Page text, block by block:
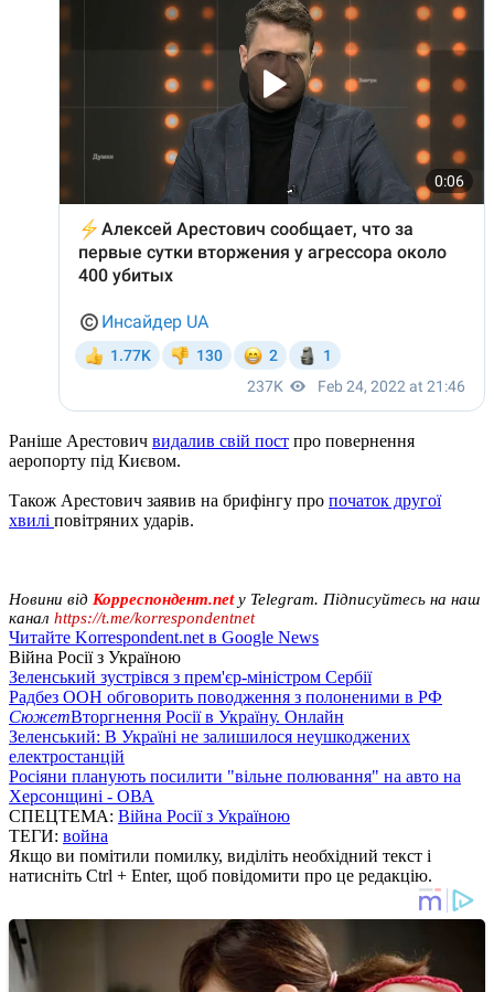
Раніше Арестович видалив свій пост про повернення
аеропорту під Києвом.
Також Арестович заявив на брифінгу про початок другої
хвилі повітряних ударів.
Новини від Корреспондент.netу Telegram. Підписуйтесь на наш
канал https://t.me/korrespondentnet
Читайте Korrespondent.net в Google News
Війна Росії з Україною
Зеленський зустрівся з прем'єр-міністром Сербії
Радбез ООН обговорить поводження з полоненими в РФ
СюжетВторгнення Росії в Україну. Онлайн
Зеленський: В Україні не залишилося неушкоджених
електростанцій
Росіяни планують посилити "вільне полювання" на авто на
Херсонщині - ОВА
СПЕЦТЕМА: Війна Росії з Україною
ТЕГИ: война
Якщо ви помітили помилку, виділіть необхідний текст і
натисніть Ctrl + Enter, щоб повідомити про це редакцію.